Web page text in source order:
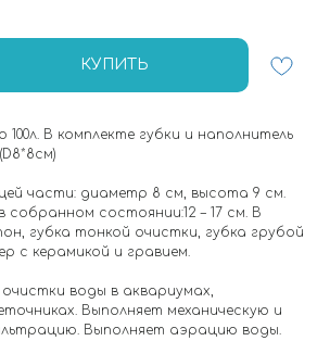
КУПИТЬ
В комплекте губки и наполнитель
части: диаметр 8 см, высота 9 см.
состоянии:12 – 17 см. В
губка тонкой очистки, губка грубой
с керамикой и гравием.
очистки воды в аквариумах,
Выполняет механическую и
Выполняет аэрацию воды.